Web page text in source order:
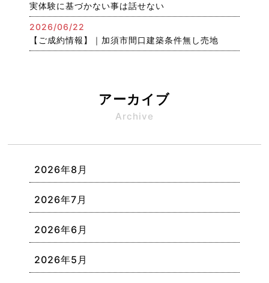
実体験に基づかない事は話せない
2026/06/22
【ご成約情報】｜加須市間口建築条件無し売地
アーカイブ
Archive
2026年8月
2026年7月
2026年6月
2026年5月